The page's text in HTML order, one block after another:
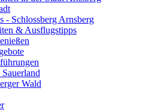
- Schlossberg Arnsberg
& Ausflugstipps
Wald